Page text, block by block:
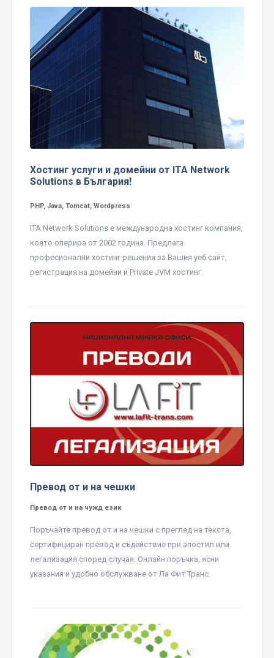
Хостинг услуги и домейни от ITA Network
Solutions в България!
PHP, Java, Tomcat, Wordpress
ITA Network Solutions е международна хостинг компания,
която оперира от 2002 година. Предлага
професионални хостинг решения за Вашия уеб сайт,
регистрация на домейни и Private JVM хостинг.
Превод от и на чешки
Превод от и на чужд език
Поръчайте превод от и на чешки с преглед на текста,
сертифициран превод и съдействие при апостил или
легализация според случая. Онлайн поръчка, ясни
указания и удобно обслужване от Ла Фит Транс.